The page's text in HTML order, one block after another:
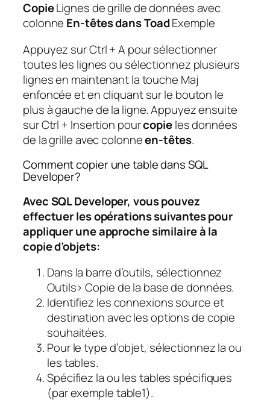
CopieLignes de grille de données avec
colonne En-têtes dans ToadExemple
Appuyez sur Ctrl + A pour sélectionner
toutes les lignes ou sélectionnez plusieurs
lignes en maintenant la touche Maj
enfoncée et en cliquant sur le bouton le
plus à gauche de la ligne. Appuyez ensuite
sur Ctrl + Insertion pourcopieles données
de la grille avec colonneen-têtes.
Comment copier une table dans SQL
Developer?
Avec SQL Developer, vous pouvez
effectuer les opérations suivantes pour
appliquer une approche similaire à la
copie d’objets:
Dans la barre d’outils, sélectionnez
Outils> Copie de la base de données.
Identifiez les connexions source et
destination avec les options de copie
souhaitées.
Pour le type d’objet, sélectionnez la ou
les tables.
Spécifiez la ou les tables spécifiques
(par exemple table1).